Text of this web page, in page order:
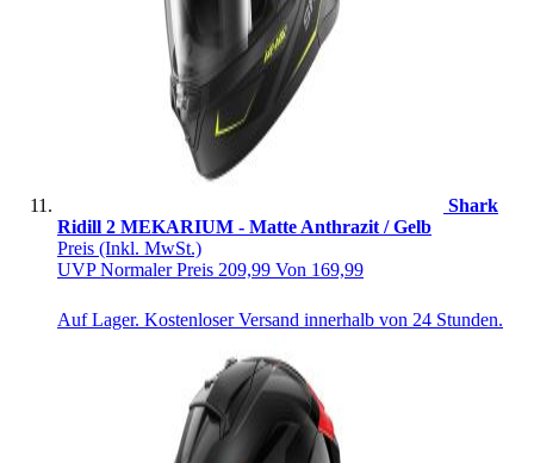
Shark
Ridill 2 MEKARIUM - Matte Anthrazit / Gelb
Preis (Inkl. MwSt.)
UVPNormaler Preis 209,99 Von 169,99
Auf Lager. Kostenloser Versand innerhalb von 24 Stunden.